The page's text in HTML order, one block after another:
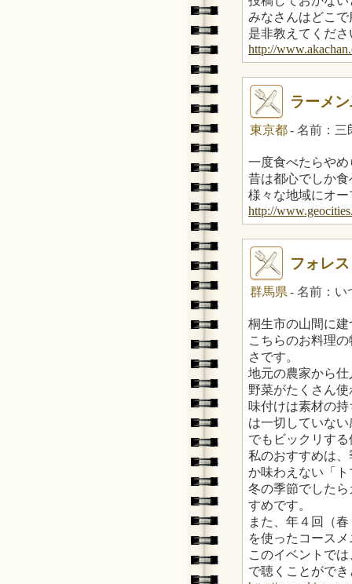
みなさんはどこ
是非教えてくださ
http://
ラーメ
東京都- 名前：
一度食べたらや
昔は都心でしか
様々な地域にオ
http://
フォレ
群馬県 - 名前：
桐生市の山間に
こちらのお料理
さです。
地元の農家から
野菜がたくさん
味付けは素材の
は一切していない
でもビックリす
私のおすすめは
か味わえない「
冬の季節でした
すめです。
また、年４回（
を使ったコース
このイベントで
で聴くことがで